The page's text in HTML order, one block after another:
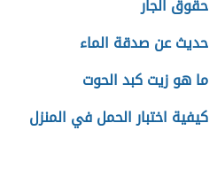
حقوق الجار
حديث عن صدقة الماء
ما هو زيت كبد الحوت
كيفية اختبار الحمل في المنزل